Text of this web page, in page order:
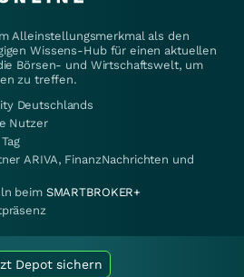
Alleinstellungsmerkmal als den
Wissens-Hub für einen aktuellen
Börsen- und Wirtschaftswelt, um
zu treffen.
Deutschlands
Nutzer
ARIVA, FinanzNachrichten und
beim SMARTBROKER+
Depot sichern